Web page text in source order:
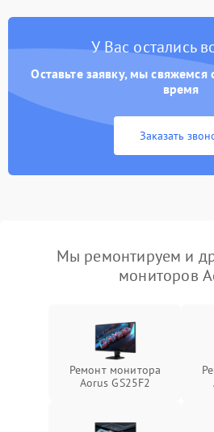
У Вас остались
Оставьте заявку, мы
время
Заказать
Мы ремонтируем и
мониторов
Ремонт монитора
Aorus GS25F2